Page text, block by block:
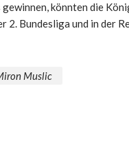
gewinnen, könnten die
2. Bundesliga und in der
Muslic